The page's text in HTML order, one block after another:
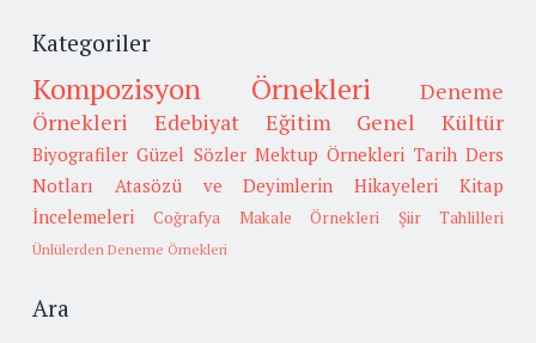
Kategoriler
Kompozisyon Örnekleri
Deneme
Örnekleri
Edebiyat Eğitim Genel Kültür
Biyografiler Güzel Sözler Mektup Örnekleri Tarih Ders
Notları
Atasözü ve Deyimlerin Hikayeleri
Kitap
İncelemeleri
Coğrafya Makale Örnekleri Şiir Tahlilleri
Ünlülerden Deneme Örnekleri
Ara